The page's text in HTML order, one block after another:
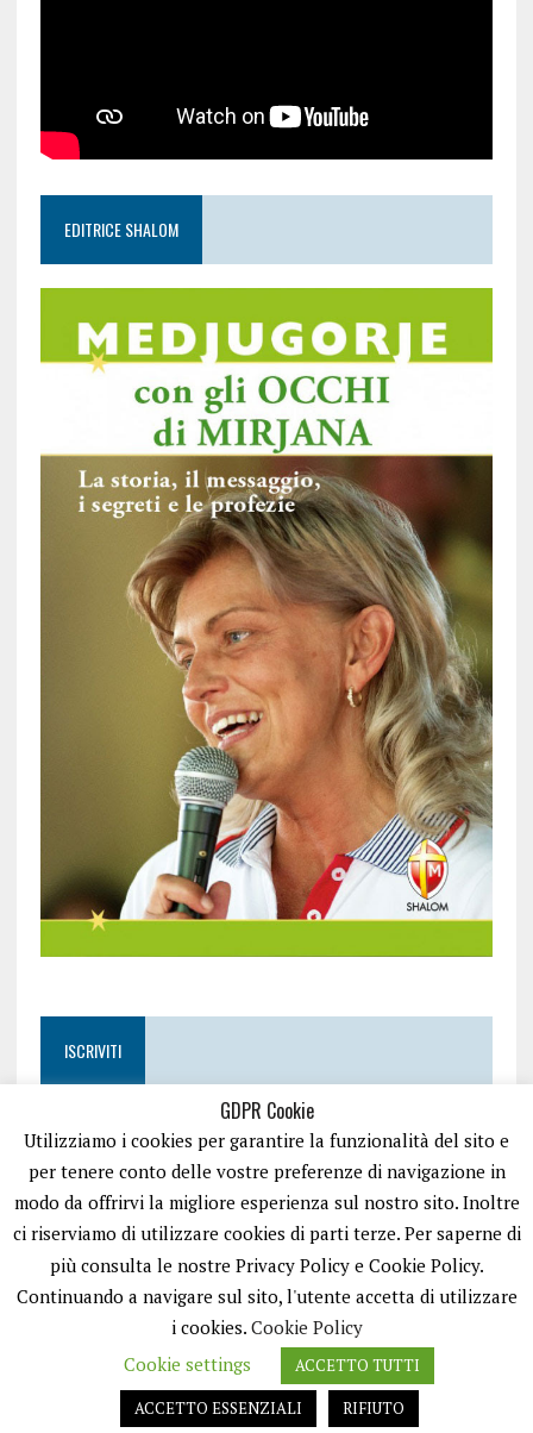
EDITRICE SHALOM
ISCRIVITI
EASYNEWS24 È UN PORTALE GESTITO DA FRANCESCO TV - PARTITA IVA
08792490727 - TESTATA GIORNALISTICA REGISTRATA PRESSO IL TRIBUNALE
DI TRANI RG N.256/2018 MOD.21/12/2023. TUTTI I DIRITTI RISERVATI.
GDPR Cookie
Utilizziamo i cookies per garantire la funzionalità del sito e
per tenere conto delle vostre preferenze di navigazione in
modo da offrirvi la migliore esperienza sul nostro sito. Inoltre
ci riserviamo di utilizzare cookies di parti terze. Per saperne di
più consulta le nostre Privacy Policy e Cookie Policy.
Continuando a navigare sul sito, l'utente accetta di utilizzare
i cookies. Cookie Policy
Cookie settings
ACCETTO TUTTI
ACCETTO ESSENZIALI
RIFIUTO